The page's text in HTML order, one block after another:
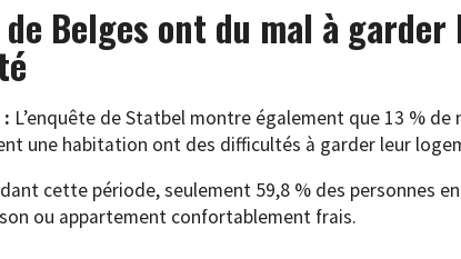
de Belges ont du mal à
L’enquête de Statbel montre également que 13 %
une habitation ont des difficultés à garder leur
cette période, seulement 59,8 % des personnes
ou appartement confortablement frais.